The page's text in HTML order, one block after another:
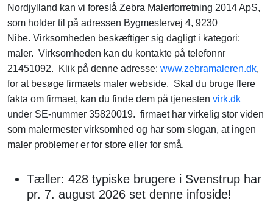
Nordjylland kan vi foreslå Zebra Malerforretning 2014 ApS,
som holder til på adressen Bygmestervej 4, 9230
Nibe. Virksomheden beskæftiger sig dagligt i kategori:
maler. Virksomheden kan du kontakte på telefonnr
21451092. Klik på denne adresse: www.zebramaleren.dk,
for at besøge firmaets maler webside. Skal du bruge flere
fakta om firmaet, kan du finde dem på tjenesten virk.dk
under SE-nummer 35820019. firmaet har virkelig stor viden
som malermester virksomhed og har som slogan, at ingen
maler problemer er for store eller for små.
Tæller: 428 typiske brugere i Svenstrup har
pr. 7. august 2026 set denne infoside!